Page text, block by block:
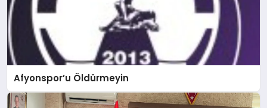
Afyonspor’u Öldürmeyin